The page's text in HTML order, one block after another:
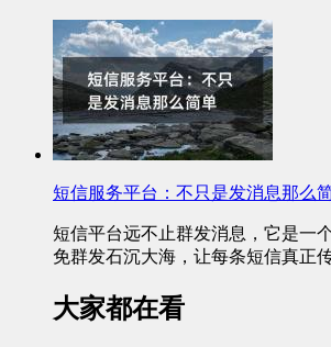
短信服务平台：不只是发消息那么
短信平台远不止群发消息，它是一
免群发石沉大海，让每条短信真正
大家都在看